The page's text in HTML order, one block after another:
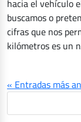
hacia el vehículo
buscamos o
cifras que nos
kilómetros es un
« Entradas más